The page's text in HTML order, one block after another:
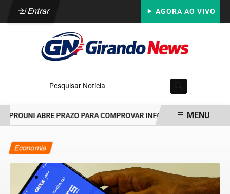
Entrar AGORA AO VIVO
Pesquisar Notícia
PROUNI ABRE PRAZO PARA COMPROVAR INFORMAÇÕES DAMENU
Economia